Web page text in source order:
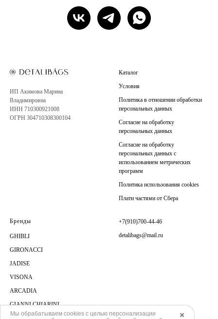
ИП Акимова Марина
Владимировна
ИНН 710300921008
ОГРН 304710308300104
Каталог
Условия
Политика в отношении обработки
персональных данных
Согласие на обработку
персональных данных
Согласие на обработку
персональных данных с
использованием метрических
программ
Политика использования cookies
Плати частями от Сбера
Бренды
GHIBLI
GIRONACCI
JADISE
VISONA
ARCADIA
GIANNI CHIARINI
+7(910)700-44-46
detalibags@mail.ru
✖️
Мы обрабатываем cookies с целью персонализации